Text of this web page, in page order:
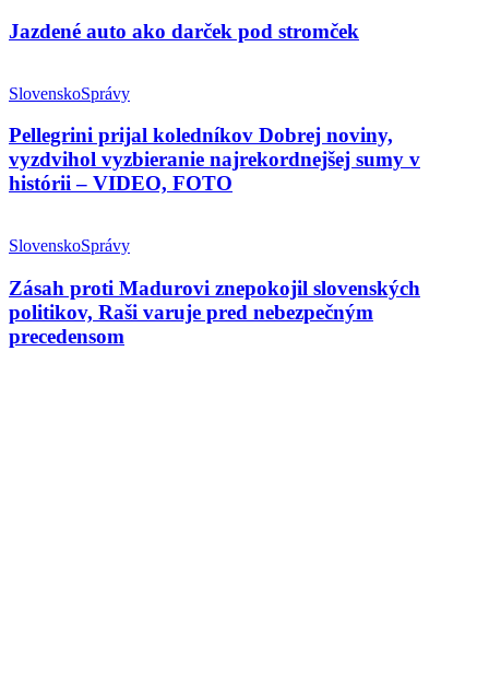
Jazdené auto ako darček pod stromček
SlovenskoSprávy
Pellegrini prijal koledníkov Dobrej noviny,
vyzdvihol vyzbieranie najrekordnejšej sumy v
histórii – VIDEO, FOTO
SlovenskoSprávy
Zásah proti Madurovi znepokojil slovenských
politikov, Raši varuje pred nebezpečným
precedensom